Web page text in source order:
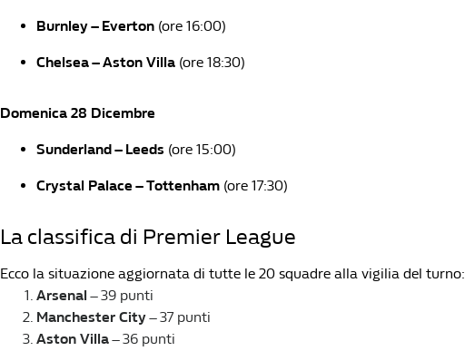
Burnley – Everton (ore 16:00)
Chelsea – Aston Villa (ore 18:30)
Domenica 28 Dicembre
Sunderland – Leeds (ore 15:00)
Crystal Palace – Tottenham (ore 17:30)
La classifica di Premier League
Ecco la situazione aggiornata di tutte le 20 squadre alla vigilia del turno:
Arsenal – 39 punti
Manchester City– 37 punti
Aston Villa– 36 punti